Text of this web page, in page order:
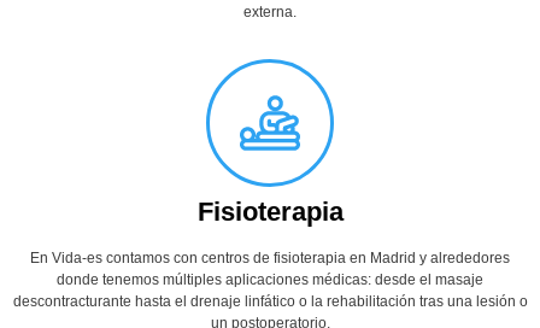
externa.
Fisioterapia
En Vida-es contamos con centros de fisioterapia en Madrid y alrededores
donde tenemos múltiples aplicaciones médicas: desde el masaje
descontracturante hasta el drenaje linfático o la rehabilitación tras una lesión o
un postoperatorio.